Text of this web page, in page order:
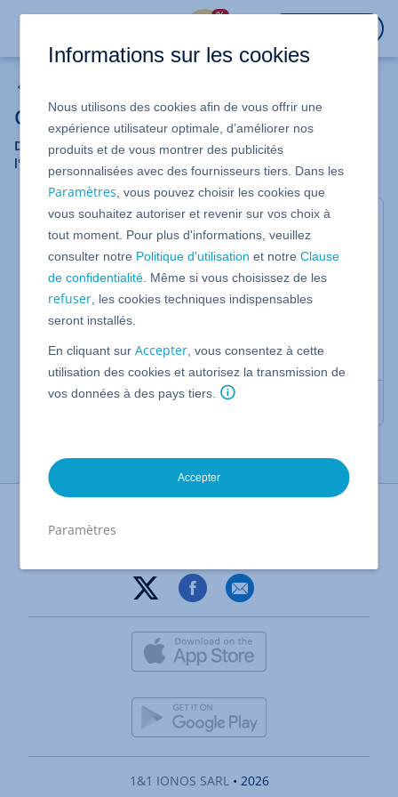
%
Gérer l'espace Web
Dans cette catégorie, vous trouverez des informations sur
l'administration de votre espace Web.
Gérer l'espace Web avec WebTransfert
Qu'est-ce que WebTransfert ?
Charger un fichier avec WebTransfert
Modifier les droits d'accès aux fichiers
(WebTransfert)
Gérer l'espace disque
1&1 IONOS SARL• 2026
Informations sur les cookies
Nous utilisons des cookies afin de vous offrir une
expérience utilisateur optimale, d’améliorer nos
produits et de vous montrer des publicités
personnalisées avec des fournisseurs tiers. Dans les
Paramètres , vous pouvez choisir les cookies que
vous souhaitez autoriser et revenir sur vos choix à
tout moment. Pour plus d'informations, veuillez
consulter notre Politique d'utilisation et notreClause
de confidentialité . Même si vous choisissez de les
refuser , les cookies techniques indispensables
seront installés.
En cliquant surAccepter , vous consentez à cette
utilisation des cookies et autorisez la transmission de
vos données à des pays tiers.
Accepter
Paramètres